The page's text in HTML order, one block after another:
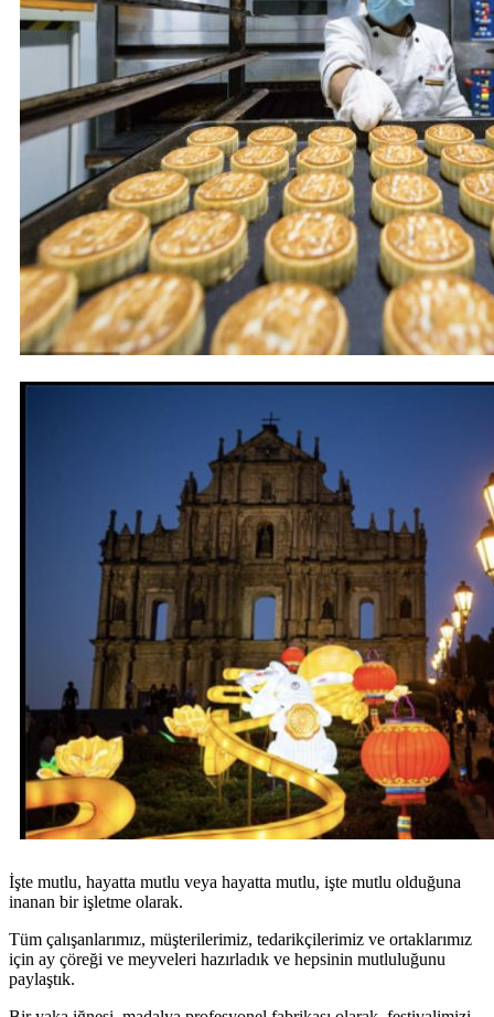
İşte mutlu, hayatta mutlu veya hayatta mutlu, işte mutlu olduğuna
inanan bir işletme olarak.
Tüm çalışanlarımız, müşterilerimiz, tedarikçilerimiz ve ortaklarımız
için ay çöreği ve meyveleri hazırladık ve hepsinin mutluluğunu
paylaştık.